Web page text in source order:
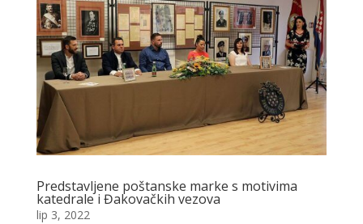
Predstavljene poštanske marke s motivima
katedrale i Đakovačkih vezova
lip 3, 2022